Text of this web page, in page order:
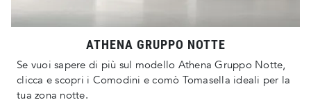
ATHENA GRUPPO NOTTE
Se vuoi sapere di più sul modello Athena Gruppo Notte,
clicca e scopri i Comodini e comò Tomasella ideali per la
tua zona notte.